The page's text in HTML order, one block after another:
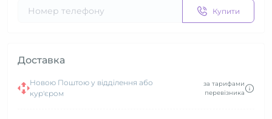
Купити
Доставка
Новою Поштою у відділення або
кур'єром
за тарифами
перевізника